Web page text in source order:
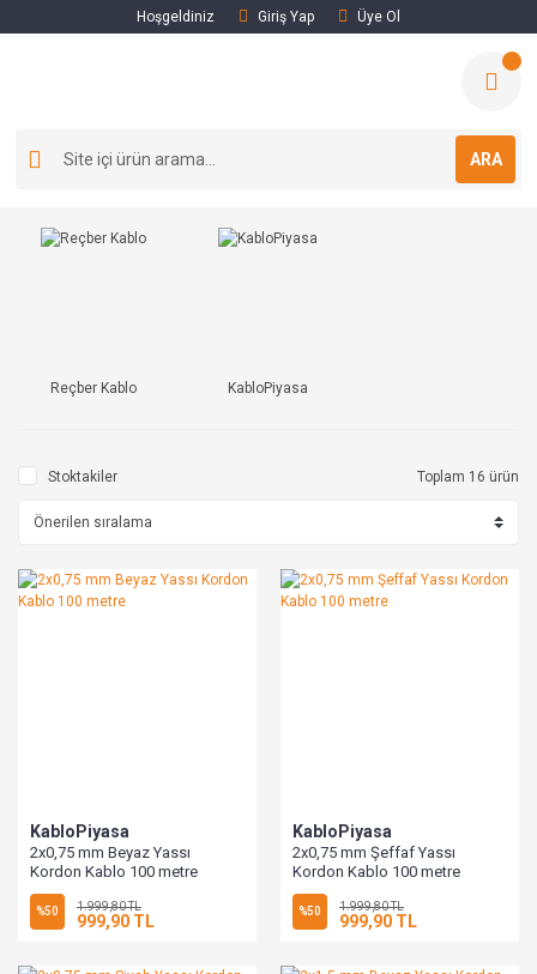
Hoşgeldiniz Giriş Yap Üye Ol
ARA
Reçber Kablo KabloPiyasa
Stoktakiler Toplam 16 ürün
KabloPiyasa
2x0,75 mm Beyaz Yassı
Kordon Kablo 100 metre
%50 1.999,80 TL
999,90 TL
KabloPiyasa
2x0,75 mm Şeffaf Yassı
Kordon Kablo 100 metre
%50 1.999,80 TL
999,90 TL